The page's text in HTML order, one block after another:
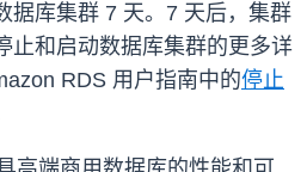
据库集群 7 天。7 天后，集群
止和启动数据库集群的更多详
RDS 用户指南中的停止